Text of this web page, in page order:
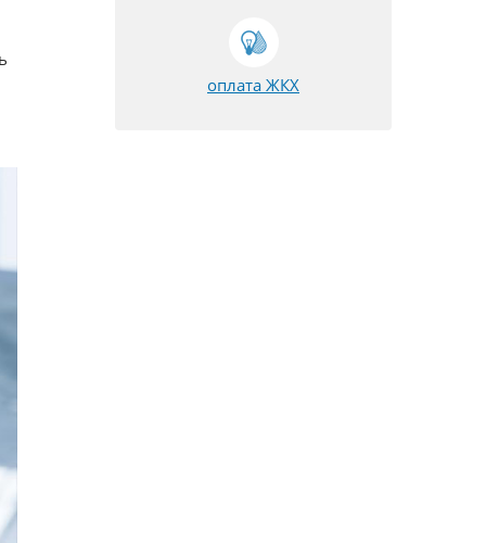
оплата ЖКХ